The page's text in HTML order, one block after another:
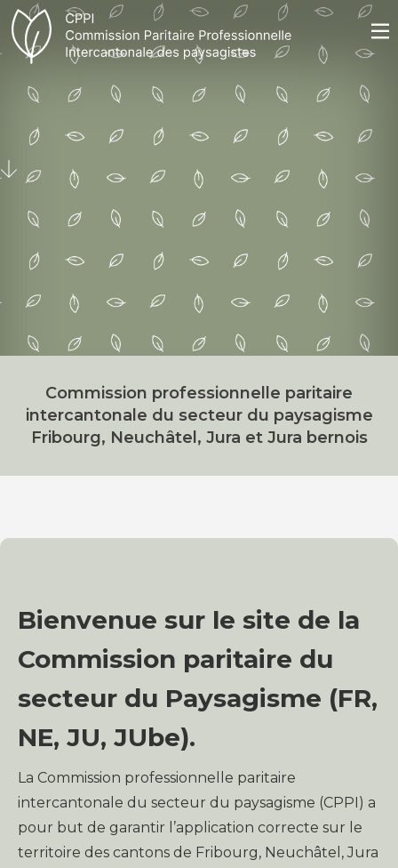
Commission professionnelle paritaire
intercantonale du secteur du paysagisme
Fribourg, Neuchâtel, Jura et Jura bernois
Bienvenue sur le site de la
Commission paritaire du
secteur du Paysagisme (FR,
NE, JU, JUbe).
La Commission professionnelle paritaire
intercantonale du secteur du paysagisme (CPPI) a
pour but de garantir l’application correcte sur le
territoire des cantons de Fribourg, Neuchâtel, Jura